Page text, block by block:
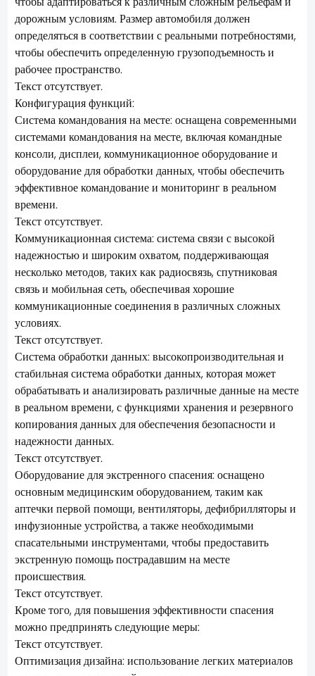
дорожным условиям. Размер автомобиля должен
определяться в соответствии с реальными потребностями,
чтобы обеспечить определенную грузоподъемность и
рабочее пространство.
Текст отсутствует.
Конфигурация функций:
Система командования на месте: оснащена современными
системами командования на месте, включая командные
консоли, дисплеи, коммуникационное оборудование и
оборудование для обработки данных, чтобы обеспечить
эффективное командование и мониторинг в реальном
времени.
Текст отсутствует.
Коммуникационная система: система связи с высокой
надежностью и широким охватом, поддерживающая
несколько методов, таких как радиосвязь, спутниковая
связь и мобильная сеть, обеспечивая хорошие
коммуникационные соединения в различных сложных
условиях.
Текст отсутствует.
Система обработки данных: высокопроизводительная и
стабильная система обработки данных, которая может
обрабатывать и анализировать различные данные на месте
в реальном времени, с функциями хранения и резервного
копирования данных для обеспечения безопасности и
надежности данных.
Текст отсутствует.
Оборудование для экстренного спасения: оснащено
основным медицинским оборудованием, таким как
аптечки первой помощи, вентиляторы, дефибрилляторы и
инфузионные устройства, а также необходимыми
спасательными инструментами, чтобы предоставить
экстренную помощь пострадавшим на месте
происшествия.
Текст отсутствует.
Кроме того, для повышения эффективности спасения
можно предпринять следующие меры:
Текст отсутствует.
Оптимизация дизайна: использование легких материалов